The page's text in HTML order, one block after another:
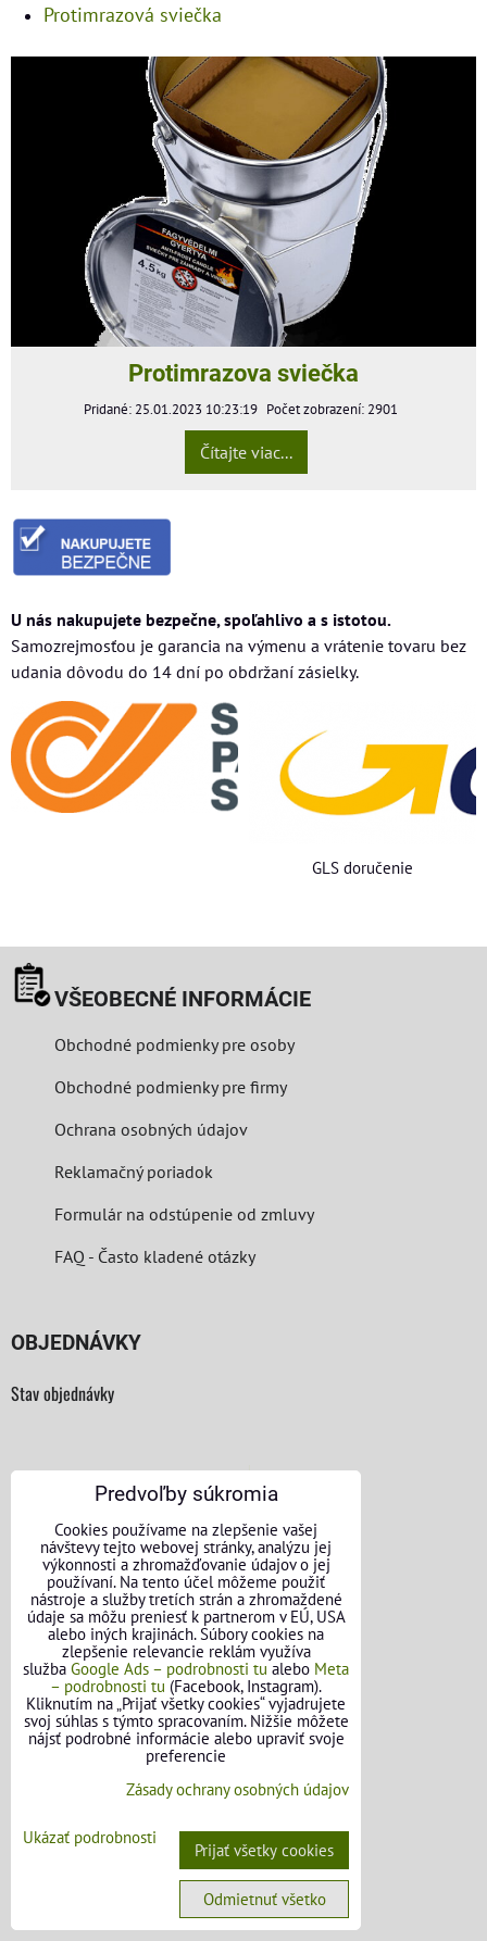
Protimrazová sviečka
Protimrazova sviečka
Pridané: 25.01.2023 10:23:19 Počet zobrazení: 2901
Čítajte viac...
U nás nakupujete bezpečne, spoľahlivo a s istotou.
Samozrejmosťou je garancia na výmenu a vrátenie tovaru bez
udania dôvodu do 14 dní po obdržaní zásielky.
GLS doručenie
VŠEOBECNÉ INFORMÁCIE
Obchodné podmienky pre osoby
Obchodné podmienky pre firmy
Ochrana osobných údajov
Reklamačný poriadok
Formulár na odstúpenie od zmluvy
FAQ - Často kladené otázky
OBJEDNÁVKY
Stav objednávky
Predvoľby súkromia
Cookies používame na zlepšenie vašej
návštevy tejto webovej stránky, analýzu jej
výkonnosti a zhromažďovanie údajov o jej
používaní. Na tento účel môžeme použiť
nástroje a služby tretích strán a zhromaždené
údaje sa môžu preniesť k partnerom v EÚ, USA
alebo iných krajinách. Súbory cookies na
zlepšenie relevancie reklám využíva
služba Google Ads – podrobnosti tu alebo Meta
– podrobnosti tu (Facebook, Instagram).
Kliknutím na „Prijať všetky cookies“ vyjadrujete
svoj súhlas s týmto spracovaním. Nižšie môžete
nájsť podrobné informácie alebo upraviť svoje
preferencie
Zásady ochrany osobných údajov
Ukázať podrobnosti
Prijať všetky cookies
Odmietnuť všetko